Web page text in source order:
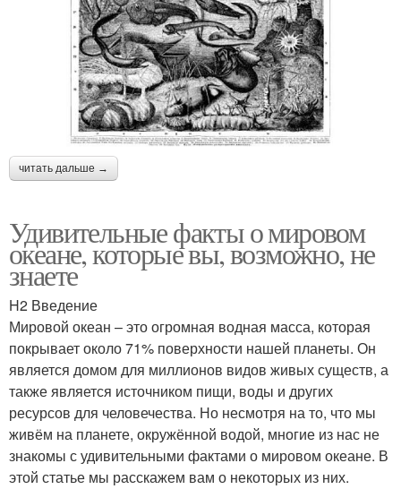
читать дальше →
Удивительные факты о мировом
океане, которые вы, возможно, не
знаете
H2 Введение
Мировой океан – это огромная водная масса, которая
покрывает около 71% поверхности нашей планеты. Он
является домом для миллионов видов живых существ, а
также является источником пищи, воды и других
ресурсов для человечества. Но несмотря на то, что мы
живём на планете, окружённой водой, многие из нас не
знакомы с удивительными фактами о мировом океане. В
этой статье мы расскажем вам о некоторых из них.